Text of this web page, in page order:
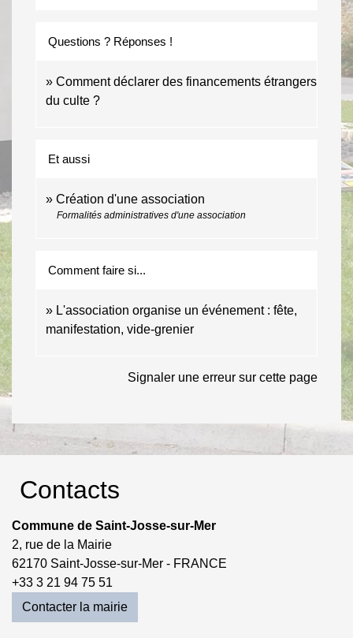
Questions ? Réponses !
Comment déclarer des financements étrangers
du culte ?
Et aussi
Création d'une association
Formalités administratives d'une association
Comment faire si...
L'association organise un événement : fête,
manifestation, vide-grenier
Signaler une erreur sur cette page
Contacts
Commune de Saint-Josse-sur-Mer
2, rue de la Mairie
62170 Saint-Josse-sur-Mer - FRANCE
+33 3 21 94 75 51
Contacter la mairie